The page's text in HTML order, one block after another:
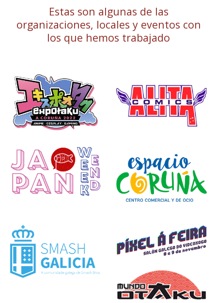
Estas son algunas de las
organizaciones, locales y eventos con
los que hemos trabajado